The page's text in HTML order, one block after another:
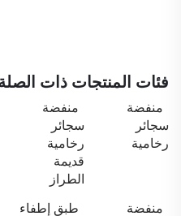
فئات المنتجات ذات
منفضة
سجائر
رخامية
منفضة
سجائر
رخامية
قديمة
الطراز
منفضة
طبق إطفاء